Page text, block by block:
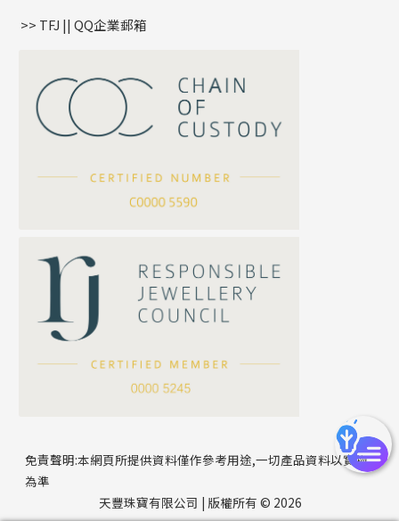
公司名稱
聯絡電話
嘴唇鏈系列
S車花鏈系列
珍珠鏈系列
坦克鏈系列
滿天星鏈系列
方假繩鏈系列
星座吊墜
珠扣
>> TFJ || QQ企業郵箱
免責聲明:本網頁所提供資料僅作參考用途,一切產品資料以實物
為準
天豐珠寶有限公司 | 版權所有 © 2026